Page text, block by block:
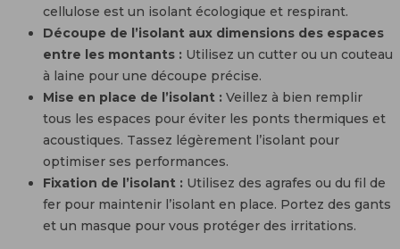
cellulose est un isolant écologique et respirant.
Découpe de l’isolant aux dimensions des espaces
entre les montants : Utilisez un cutter ou un couteau
à laine pour une découpe précise.
Mise en place de l’isolant : Veillez à bien remplir
tous les espaces pour éviter les ponts thermiques et
acoustiques. Tassez légèrement l’isolant pour
optimiser ses performances.
Fixation de l’isolant : Utilisez des agrafes ou du fil de
fer pour maintenir l’isolant en place. Portez des gants
et un masque pour vous protéger des irritations.